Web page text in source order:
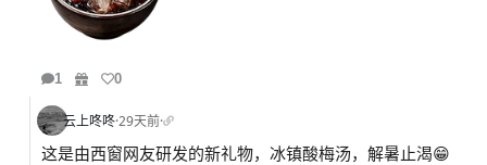
1 0
云上咚咚·29天前·
这是由西窗网友研发的新礼物，冰镇酸梅汤，解暑止渴😁